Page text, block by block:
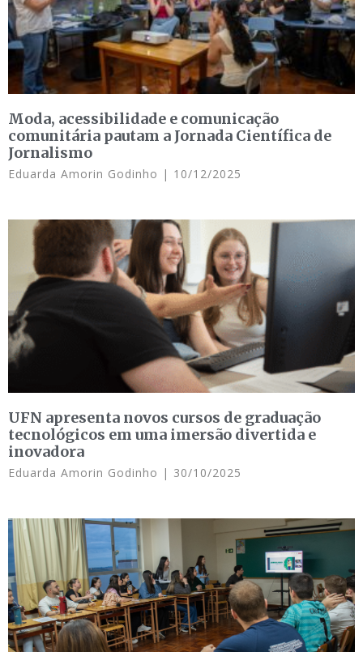
Moda, acessibilidade e comunicação
comunitária pautam a Jornada Científica de
Jornalismo
Eduarda Amorin Godinho 10/12/2025
UFN apresenta novos cursos de graduação
tecnológicos em uma imersão divertida e
inovadora
Eduarda Amorin Godinho 30/10/2025